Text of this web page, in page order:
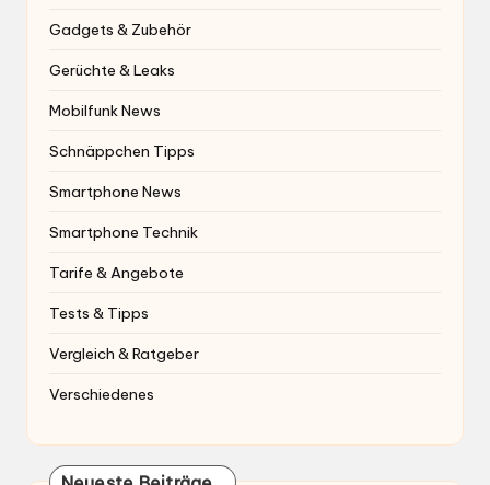
Gadgets & Zubehör
Gerüchte & Leaks
Mobilfunk News
Schnäppchen Tipps
Smartphone News
Smartphone Technik
Tarife & Angebote
Tests & Tipps
Vergleich & Ratgeber
Verschiedenes